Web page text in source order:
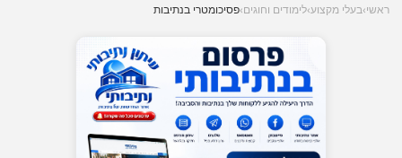
ראשי›בעלי מקצוע›לימודים וחוגים›פסיכומטרי בנתיבות